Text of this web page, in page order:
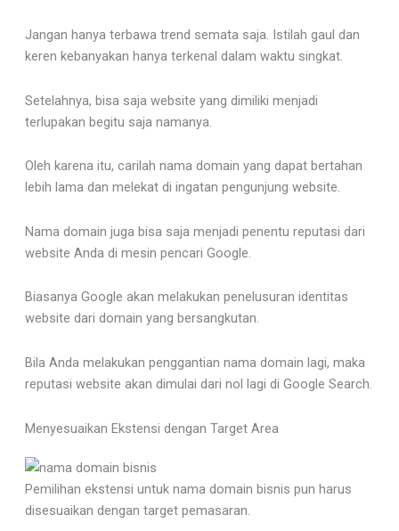
Jangan hanya terbawa trend semata saja. Istilah gaul dan
keren kebanyakan hanya terkenal dalam waktu singkat.
Setelahnya, bisa saja website yang dimiliki menjadi
terlupakan begitu saja namanya.
Oleh karena itu, carilah nama domain yang dapat bertahan
lebih lama dan melekat di ingatan pengunjung website.
Nama domain juga bisa saja menjadi penentu reputasi dari
website Anda di mesin pencari Google.
Biasanya Google akan melakukan penelusuran identitas
website dari domain yang bersangkutan.
Bila Anda melakukan penggantian nama domain lagi, maka
reputasi website akan dimulai dari nol lagi di Google Search.
Menyesuaikan Ekstensi dengan Target Area
Pemilihan ekstensi untuk nama domain bisnis pun harus
disesuaikan dengan target pemasaran.